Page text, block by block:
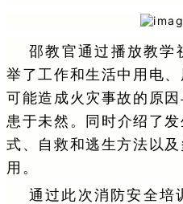
邵教官通过播放教学
举了工作和生活中用电
可能造成火灾事故的原
患于未然。 同时介绍了
式、自救和逃生方法以
用。
通过此次消防安全培